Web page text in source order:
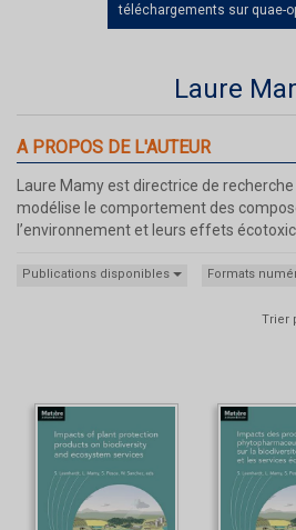
téléchargements sur quae-
Laure
A PROPOS DE L'AUTEUR
Laure Mamy est directrice de
modélise le comportement des
l’environnement et leurs effets
Publications disponibles Formats
Trier